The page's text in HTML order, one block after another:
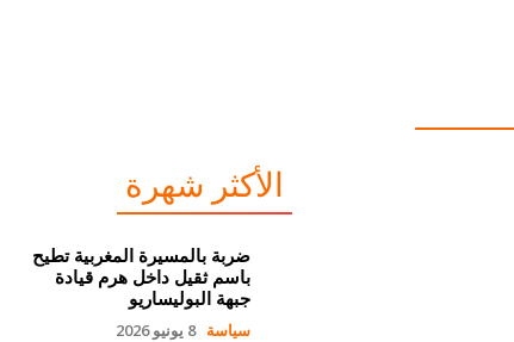
الأكثر شهرة
ضربة بالمسيرة المغربية تطيح
باسم ثقيل داخل هرم قيادة
جبهة البوليساريو
سياسة 8 يونيو 2026